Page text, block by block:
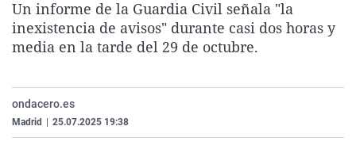
La rosa de los vientos
Gente viajera
Caso
Retornados
Extremadura
Galicia
Virales
Televisión
Un informe de la Guardia Civil señala "la
inexistencia de avisos" durante casi dos horas y
media en la tarde del 29 de octubre.
ondacero.es
Madrid 25.07.2025 19:38